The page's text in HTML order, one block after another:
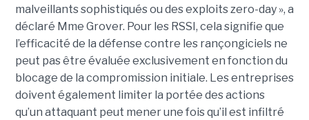
malveillants sophistiqués ou des exploits zero-day », a
déclaré Mme Grover. Pour les RSSI, cela signifie que
l’efficacité de la défense contre les rançongiciels ne
peut pas être évaluée exclusivement en fonction du
blocage de la compromission initiale. Les entreprises
doivent également limiter la portée des actions
qu’un attaquant peut mener une fois qu’il est infiltré